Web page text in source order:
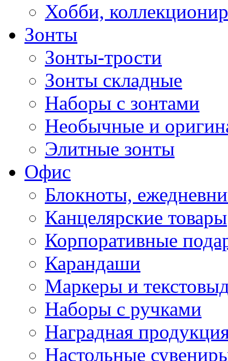
Хобби,
Зонты
Зонты-трости
Зонты складные
Наборы с зонтами
Необычные и
Элитные зонты
Офис
Блокноты,
Канцелярские товары
Корпоративные
Карандаши
Маркеры и
Наборы с ручками
Наградная
Настольные